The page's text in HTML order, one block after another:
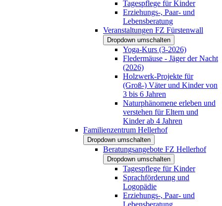
Tagespflege für Kinder
Erziehungs-, Paar- und
Lebensberatung
Veranstaltungen FZ Fürstenwall
Dropdown umschalten
Yoga-Kurs (3-2026)
Fledermäuse - Jäger der Nacht
(2026)
Holzwerk-Projekte für
(Groß-) Väter und Kinder von
3 bis 6 Jahren
Naturphänomene erleben und
verstehen für Eltern und
Kinder ab 4 Jahren
Familienzentrum Hellerhof
Dropdown umschalten
Beratungsangebote FZ Hellerhof
Dropdown umschalten
Tagespflege für Kinder
Sprachförderung und
Logopädie
Erziehungs-, Paar- und
Lebensberatung